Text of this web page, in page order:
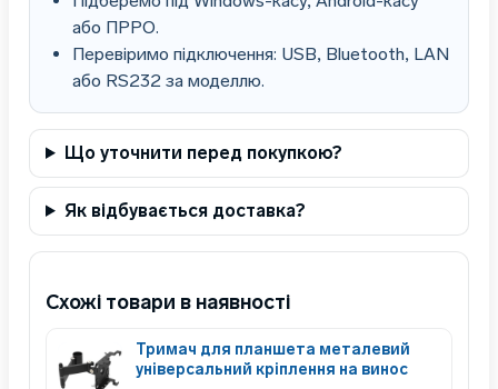
або ПРРО.
Перевіримо підключення: USB, Bluetooth, LAN
або RS232 за моделлю.
Що уточнити перед покупкою?
Як відбувається доставка?
Схожі товари в наявності
Тримач для планшета металевий
універсальний кріплення на винос